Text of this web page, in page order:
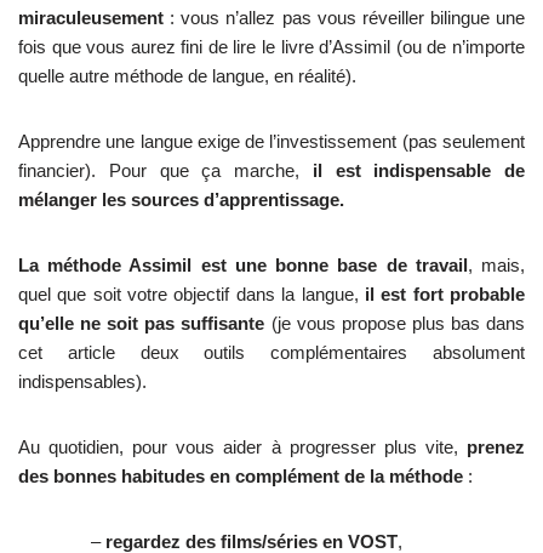
miraculeusement : vous n’allez pas vous réveiller bilingue une
fois que vous aurez fini de lire le livre d’Assimil (ou de n’importe
quelle autre méthode de langue, en réalité).
Apprendre une langue exige de l’investissement (pas seulement
financier). Pour que ça marche, il est indispensable de
mélanger les sources d’apprentissage.
La méthode Assimil est une bonne base de travail, mais,
quel que soit votre objectif dans la langue, il est fort probable
qu’elle ne soit pas suffisante (je vous propose plus bas dans
cet article deux outils complémentaires absolument
indispensables).
Au quotidien, pour vous aider à progresser plus vite, prenez
des bonnes habitudes en complément de la méthode :
– regardez des films/séries en VOST,